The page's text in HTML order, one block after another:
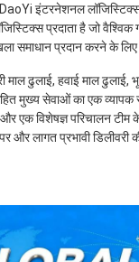
इंटरनेशनल
प्रदाता है जो
समाधान प्रदान करने के लिए
माल ढुलाई, हवाई माल ढुलाई,
मुख्य सेवाओं का एक
एक विशेषज्ञ परिचालन टीम
और लागत प्रभावी डिलीवरी